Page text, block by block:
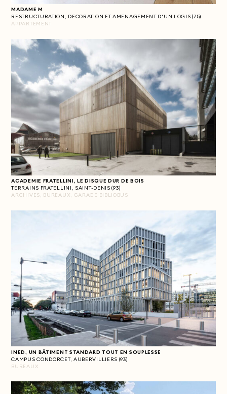
MADAME M
RESTRUCTURATION, DECORATION ET AMENAGEMENT D'UN LOGIS (75)
APPARTEMENT
ACADEMIE FRATELLINI, LE DISQUE DUR DE BOIS
TERRAINS FRATELLINI, SAINT-DENIS (93)
ARCHIVES, BUREAUX, GARAGE BIBLIOBUS
INED, UN BÂTIMENT STANDARD TOUT EN SOUPLESSE
CAMPUS CONDORCET, AUBERVILLIERS (93)
BUREAUX